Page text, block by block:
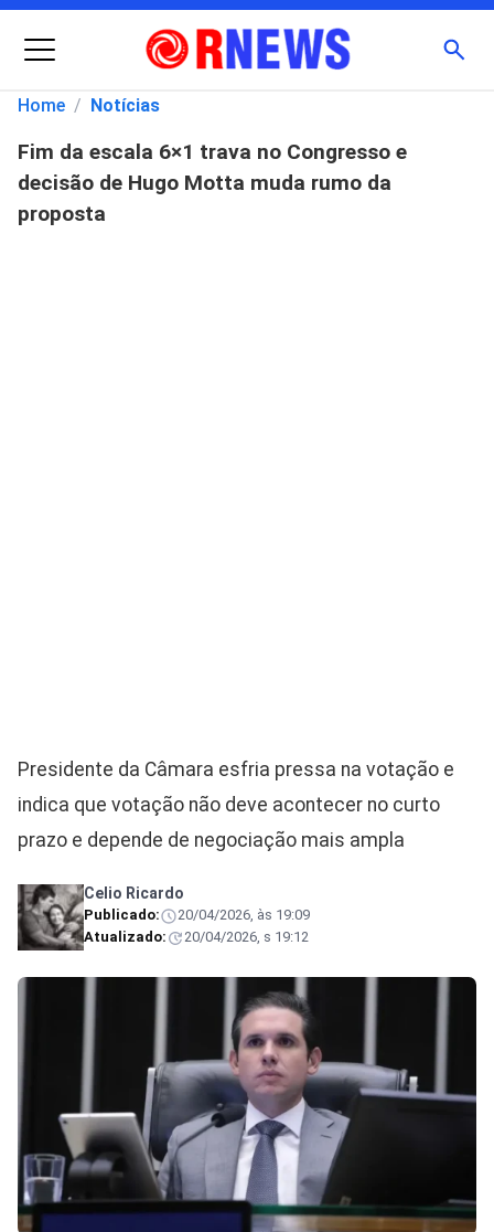
Menu
Pesquisar
por:
Home / Notícias
Fim da escala 6×1 trava no Congresso e
decisão de Hugo Motta muda rumo da
proposta
Presidente da Câmara esfria pressa na votação e
indica que votação não deve acontecer no curto
prazo e depende de negociação mais ampla
Celio Ricardo
Publicado:
20/04/2026, às 19:09
Atualizado:
20/04/2026, s 19:12